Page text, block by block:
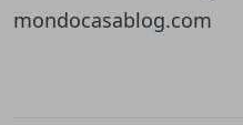
mondocasablog.com